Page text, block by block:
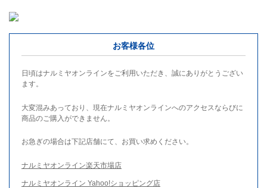
お客様各位
日頃はナルミヤオンラインをご利用いただき、誠にありがとうござい
ます。
大変混みあっており、現在ナルミヤオンラインへのアクセスならびに
商品のご購入ができません。
お急ぎの場合は下記店舗にて、お買い求めください。
ナルミヤオンライン楽天市場店
ナルミヤオンライン Yahoo!ショッピング店